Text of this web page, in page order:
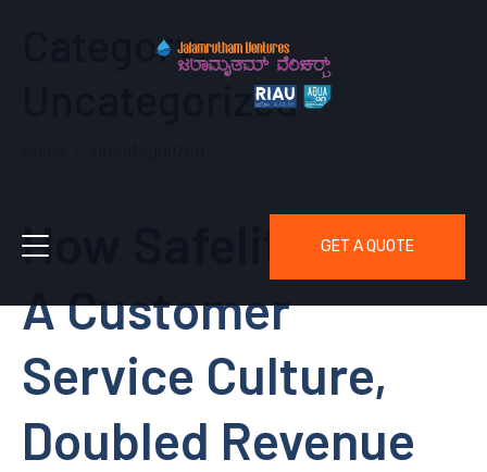
GET A QUOTE
Category:
Uncategorized
How Safelite Built
A Customer
Service Culture,
Doubled Revenue